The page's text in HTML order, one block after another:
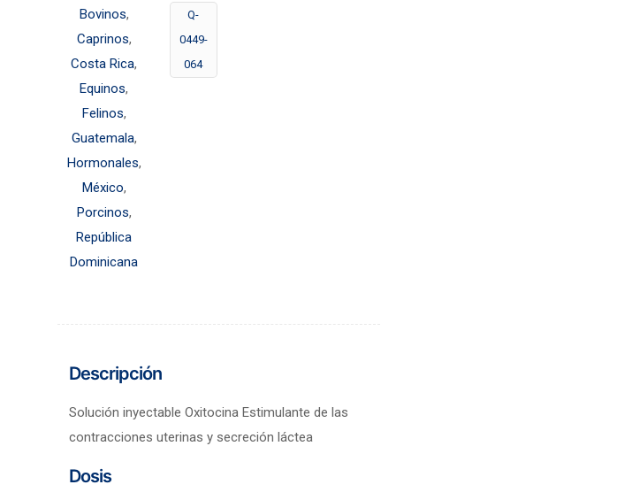
Bovinos,
Caprinos,
Costa Rica,
Equinos,
Felinos,
Guatemala,
Hormonales,
México,
Porcinos,
República
Dominicana
Q-
0449-
064
Descripción
Solución inyectable Oxitocina Estimulante de las
contracciones uterinas y secreción láctea
Dosis